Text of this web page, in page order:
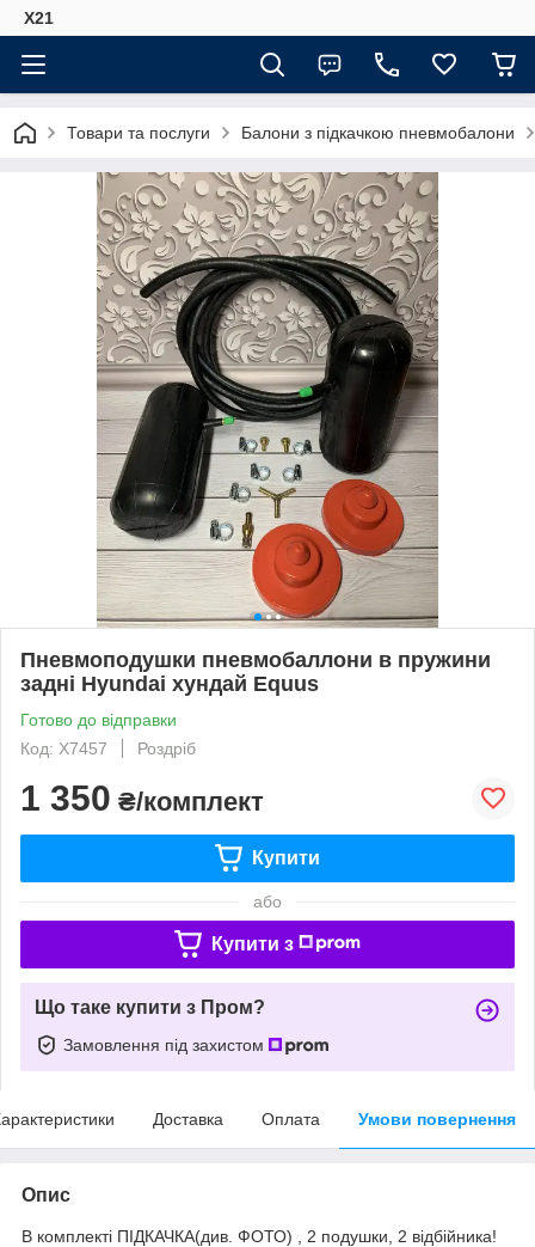
Х21
Товари та послуги Балони з підкачкою пневмобалони
Пневмоподушки пневмобаллони в пружини
задні Hyundai хундай Equus
Готово до відправки
Код: X7457
Роздріб
1 350 ₴/комплект
Купити
або
Купити з
Що таке купити з Пром?
Замовлення під захистом
Доставка Оплата Умови повернення
Опис
В комплекті ПІДКАЧКА(див. ФОТО) , 2 подушки, 2 відбійника!